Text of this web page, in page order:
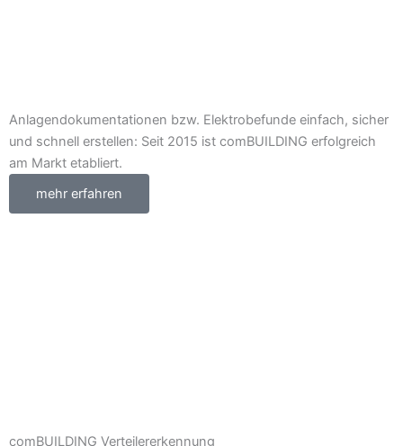
Anlagendokumentationen bzw. Elektrobefunde einfach, sicher
und schnell erstellen: Seit 2015 ist comBUILDING erfolgreich
am Markt etabliert.
mehr erfahren
comBUILDING Verteilererkennung